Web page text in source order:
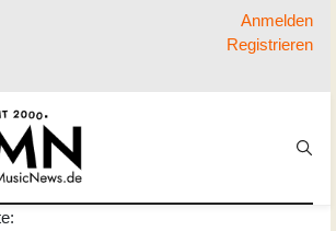
Anmelden
Registrieren